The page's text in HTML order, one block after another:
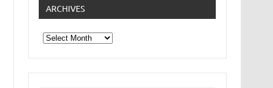
ARCHIVES
Archives